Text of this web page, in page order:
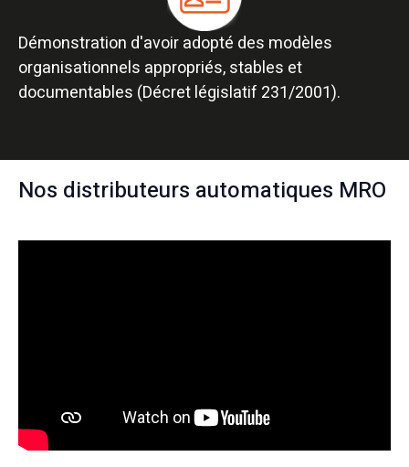
Démonstration d'avoir adopté des modèles
organisationnels appropriés, stables et
documentables (Décret législatif 231/2001).
Nos distributeurs automatiques MRO